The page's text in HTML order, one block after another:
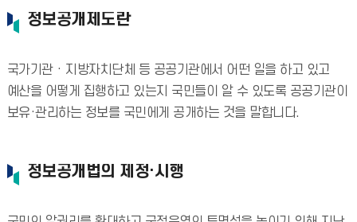
정보공개제도란
국가기관 · 지방자치단체 등 공공기관에서 어떤 일을 하고 있고
예산을 어떻게 집행하고 있는지 국민들이 알 수 있도록 공공기관이
보유·관리하는 정보를 국민에게 공개하는 것을 말합니다.
정보공개법의 제정·시행